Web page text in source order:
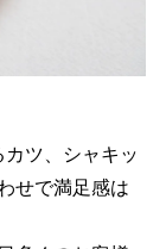
ツ、シャキッ
せで満足感は